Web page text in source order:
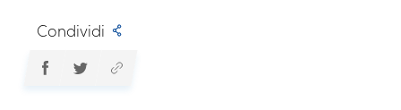
Condividi